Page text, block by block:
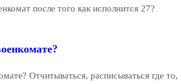
после того как исполнится 27?
Отчитываться, расписываться где то,